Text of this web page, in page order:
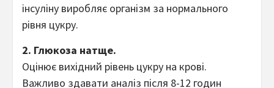
інсуліну виробляє організм за нормального
рівня цукру.
2. Глюкоза натще.
Оцінює вихідний рівень цукру на крові.
Важливо здавати аналіз після 8-12 годин